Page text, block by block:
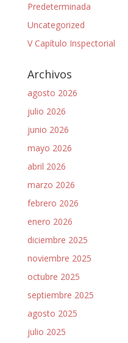
Predeterminada
Uncategorized
V Capítulo Inspectorial
Archivos
agosto 2026
julio 2026
junio 2026
mayo 2026
abril 2026
marzo 2026
febrero 2026
enero 2026
diciembre 2025
noviembre 2025
octubre 2025
septiembre 2025
agosto 2025
julio 2025